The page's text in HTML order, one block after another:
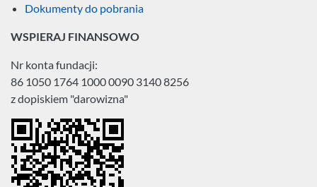
Dokumenty do pobrania
WSPIERAJ FINANSOWO
Nr konta fundacji:
86 1050 1764 1000 0090 3140 8256
z dopiskiem "darowizna"